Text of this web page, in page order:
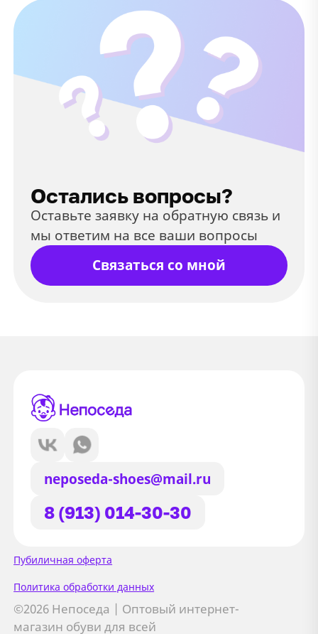
Остались вопросы?
Оставьте заявку на обратную связь и
мы ответим на все ваши вопросы
Связаться со мной
neposeda-shoes@mail.ru
8 (913) 014-30-30
Пубиличная оферта
Политика обработки данных
©2026 Непоседа | Оптовый интернет-
магазин обуви для всей
Сайт использует файлы Cookie
Мы используем файлы cookie и
сторонние сервисы (Yandex.Metrica и
AppMetrica) для анализа трафика,